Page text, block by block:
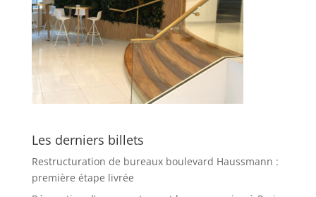
Les derniers billets
Restructuration de bureaux boulevard Haussmann :
première étape livrée